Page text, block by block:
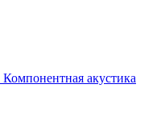
Компонентная акустика